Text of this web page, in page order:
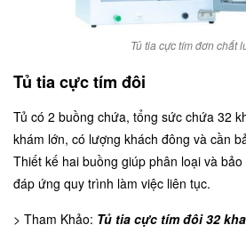
Tủ tia cực tím đơn chất
Tủ tia cực tím đôi
Tủ có 2 buồng chứa, tổng sức chứa 32
khám lớn, có lượng khách đông và cần
Thiết kế hai buồng giúp phân loại và
đáp ứng quy trình làm việc liên tục.
> Tham Khảo: Tủ tia cực tím đôi 32